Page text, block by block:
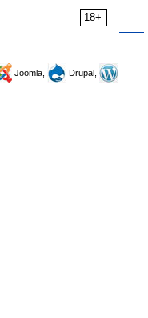
18+
Joomla,
Drupal,